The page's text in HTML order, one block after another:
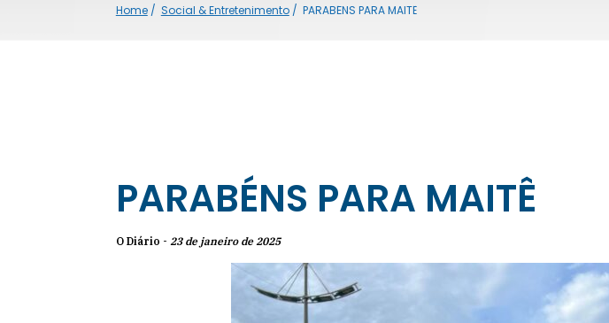
Home/ Social & Entretenimento/ PARABÉNS PARA MAITÊ
PARABÉNS PARA MAITÊ
O Diário - 23 de janeiro de 2025